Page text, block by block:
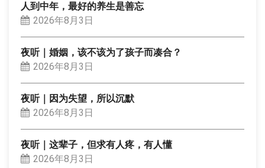
人到中年，最好的养生是善忘
2026年8月3日
夜听｜婚姻，该不该为了孩子而凑合？
2026年8月3日
夜听｜因为失望，所以沉默
2026年8月3日
夜听｜这辈子，但求有人疼，有人懂
2026年8月3日